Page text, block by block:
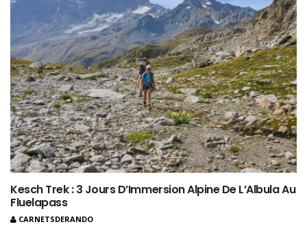
Kesch Trek : 3 Jours D’Immersion Alpine De L’Albula Au
Fluelapass
CARNETSDERANDO